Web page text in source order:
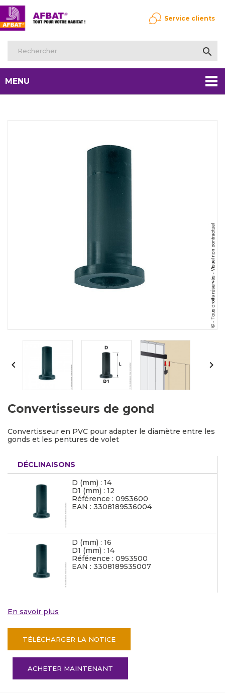

Service clients
MENU
 
Convertisseurs de gond
Convertisseur en PVC pour adapter le diamètre entre les
gonds et les pentures de volet
DÉCLINAISONS
D (mm) : 14
D1 (mm) : 12
Référence : 0953600
EAN : 3308189536004
D (mm) : 16
D1 (mm) : 14
Référence : 0953500
EAN : 3308189535007
En savoir plus
TÉLÉCHARGER LA NOTICE
ACHETER MAINTENANT